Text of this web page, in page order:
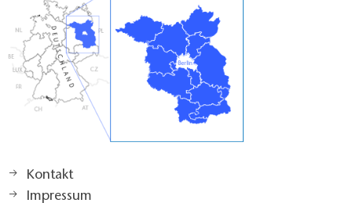
Kontakt
Impressum